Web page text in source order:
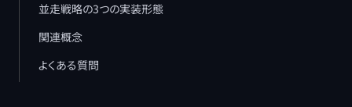
並走戦略の3つの実装形態
関連概念
よくある質問